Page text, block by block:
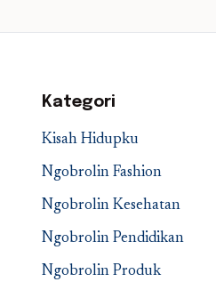
Kategori
Kisah Hidupku
Ngobrolin Fashion
Ngobrolin Kesehatan
Ngobrolin Pendidikan
Ngobrolin Produk